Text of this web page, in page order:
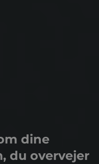
dine
du overvejer